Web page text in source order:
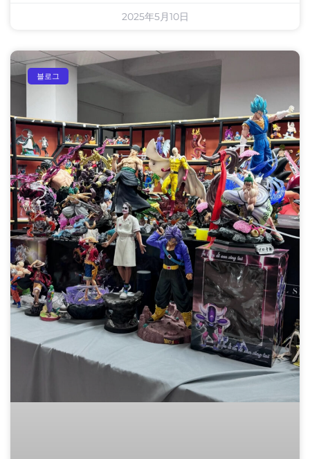
2025年5月10日
블로그